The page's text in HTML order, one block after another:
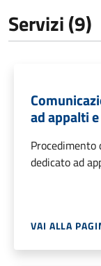
Servizi (9)
ad appalti
dedicato ad
VAI ALLA